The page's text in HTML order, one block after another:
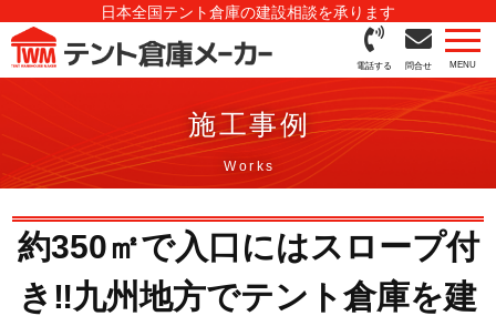
日本全国テント倉庫の建設相談を承ります
電話する 問合せ
施工事例
約350㎡で入口にはスロープ付
き‼九州地方でテント倉庫を建